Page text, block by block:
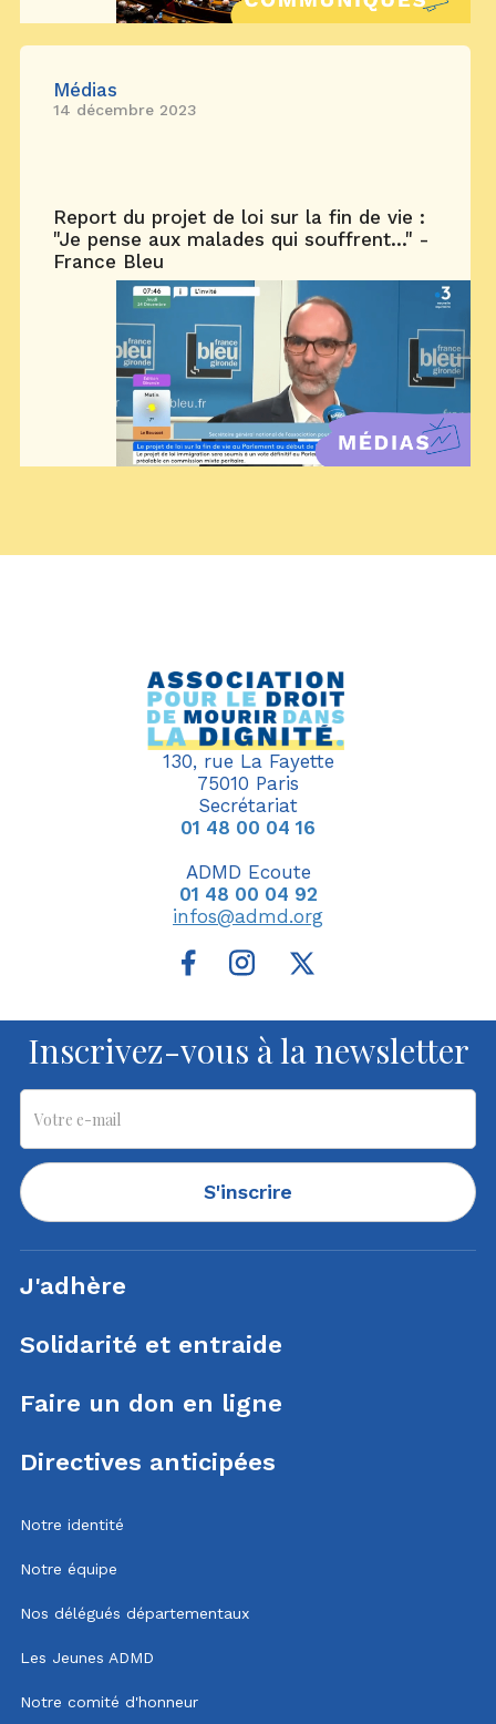
Médias
14 décembre 2023
Report du projet de loi sur la fin de vie :
"Je pense aux malades qui souffrent..." -
France Bleu
130, rue La Fayette
75010 Paris
Secrétariat
01 48 00 04 16
ADMD Ecoute
01 48 00 04 92
infos@admd.org
Inscrivez-vous à la newsletter
S'inscrire
J'adhère
Solidarité et entraide
Faire un don en ligne
Directives anticipées
Notre identité
Notre équipe
Nos délégués départementaux
Les Jeunes ADMD
Notre comité d'honneur